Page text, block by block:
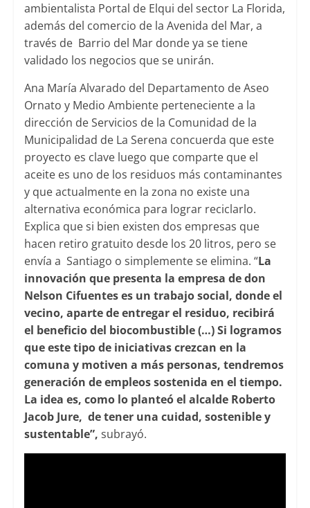
ambientalista Portal de Elqui del sector La Florida,
además del comercio de la Avenida del Mar, a
través de Barrio del Mar donde ya se tiene
validado los negocios que se unirán.
Ana María Alvarado del Departamento de Aseo
Ornato y Medio Ambiente perteneciente a la
dirección de Servicios de la Comunidad de la
Municipalidad de La Serena concuerda que este
proyecto es clave luego que comparte que el
aceite es uno de los residuos más contaminantes
y que actualmente en la zona no existe una
alternativa económica para lograr reciclarlo.
Explica que si bien existen dos empresas que
hacen retiro gratuito desde los 20 litros, pero se
envía a Santiago o simplemente se elimina. “La
innovación que presenta la empresa de don
Nelson Cifuentes es un trabajo social, donde el
vecino, aparte de entregar el residuo, recibirá
el beneficio del biocombustible (…) Si logramos
que este tipo de iniciativas crezcan en la
comuna y motiven a más personas, tendremos
generación de empleos sostenida en el tiempo.
La idea es, como lo planteó el alcalde Roberto
Jacob Jure, de tener una cuidad, sostenible y
sustentable”, subrayó.